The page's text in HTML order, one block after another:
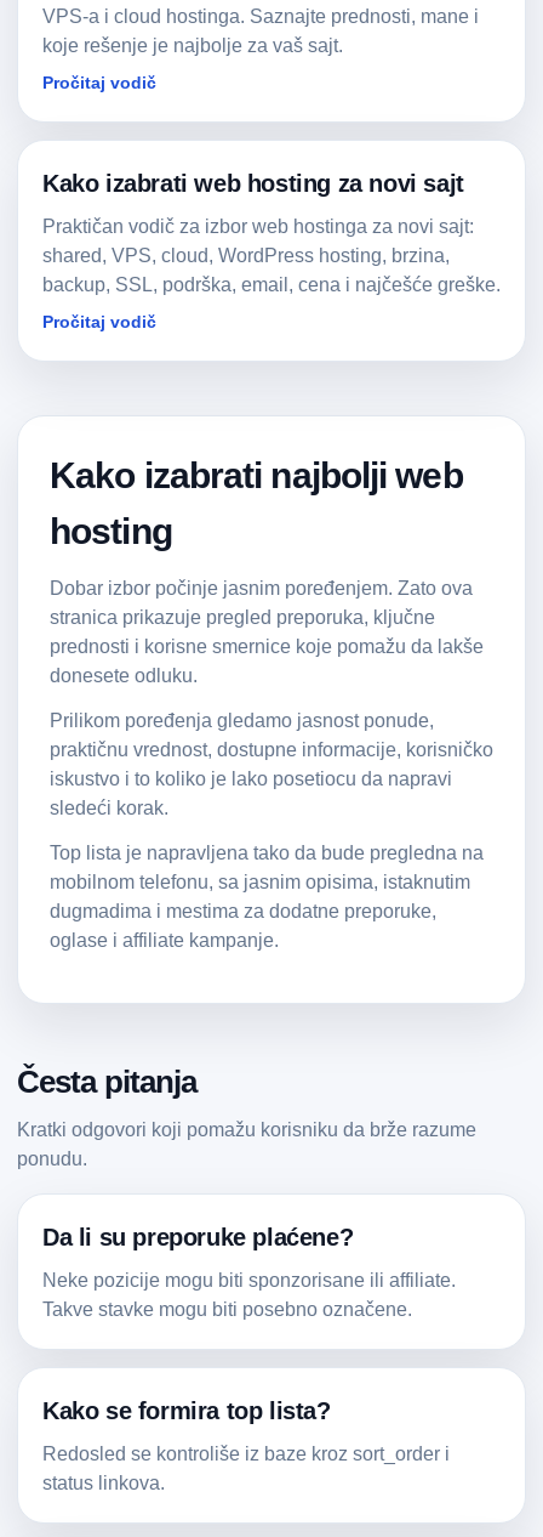
VPS-a i cloud hostinga. Saznajte prednosti, mane i
koje rešenje je najbolje za vaš sajt.
Pročitaj vodič
Kako izabrati web hosting za novi sajt
Praktičan vodič za izbor web hostinga za novi sajt:
shared, VPS, cloud, WordPress hosting, brzina,
backup, SSL, podrška, email, cena i najčešće greške.
Pročitaj vodič
Kako izabrati najbolji web
hosting
Dobar izbor počinje jasnim poređenjem. Zato ova
stranica prikazuje pregled preporuka, ključne
prednosti i korisne smernice koje pomažu da lakše
donesete odluku.
Prilikom poređenja gledamo jasnost ponude,
praktičnu vrednost, dostupne informacije, korisničko
iskustvo i to koliko je lako posetiocu da napravi
sledeći korak.
Top lista je napravljena tako da bude pregledna na
mobilnom telefonu, sa jasnim opisima, istaknutim
dugmadima i mestima za dodatne preporuke,
oglase i affiliate kampanje.
Česta pitanja
Kratki odgovori koji pomažu korisniku da brže razume
ponudu.
Da li su preporuke plaćene?
Neke pozicije mogu biti sponzorisane ili affiliate.
Takve stavke mogu biti posebno označene.
Kako se formira top lista?
Redosled se kontroliše iz baze kroz sort_order i
status linkova.